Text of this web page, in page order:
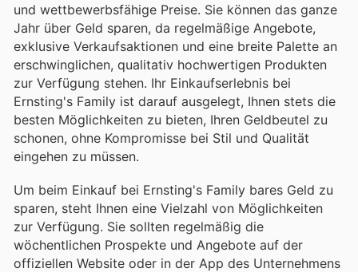
und wettbewerbsfähige Preise. Sie können das ganze
Jahr über Geld sparen, da regelmäßige Angebote,
exklusive Verkaufsaktionen und eine breite Palette an
erschwinglichen, qualitativ hochwertigen Produkten
zur Verfügung stehen. Ihr Einkaufserlebnis bei
Ernsting's Family ist darauf ausgelegt, Ihnen stets die
besten Möglichkeiten zu bieten, Ihren Geldbeutel zu
schonen, ohne Kompromisse bei Stil und Qualität
eingehen zu müssen.
Um beim Einkauf bei Ernsting's Family bares Geld zu
sparen, steht Ihnen eine Vielzahl von Möglichkeiten
zur Verfügung. Sie sollten regelmäßig die
wöchentlichen Prospekte und Angebote auf der
offiziellen Website oder in der App des Unternehmens